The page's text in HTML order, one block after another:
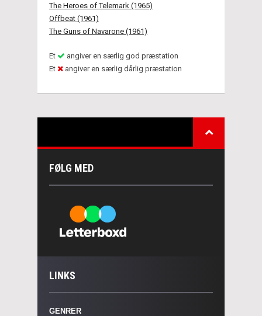
The Heroes of Telemark (1965)
Offbeat (1961)
The Guns of Navarone (1961)
Et
angiver en særlig god præstation
Et
angiver en særlig dårlig præstation
FØLG MED
LINKS
GENRER